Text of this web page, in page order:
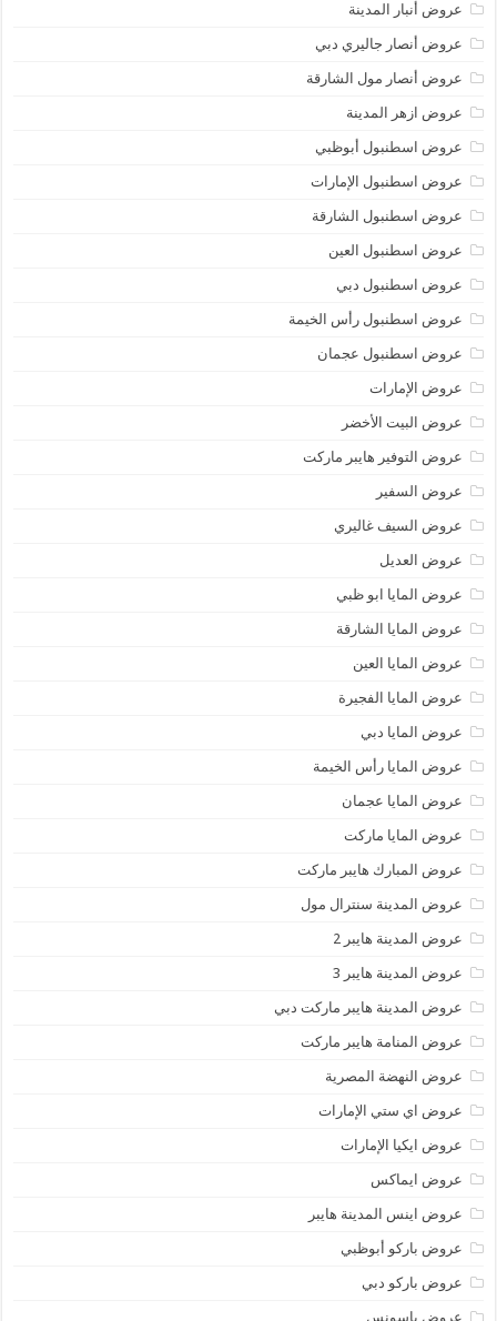
عروض أنبار المدينة
عروض أنصار جاليري دبي
عروض أنصار مول الشارقة
عروض ازهر المدينة
عروض اسطنبول أبوظبي
عروض اسطنبول الإمارات
عروض اسطنبول الشارقة
عروض اسطنبول العين
عروض اسطنبول دبي
عروض اسطنبول رأس الخيمة
عروض اسطنبول عجمان
عروض الإمارات
عروض البيت الأخضر
عروض التوفير هايبر ماركت
عروض السفير
عروض السيف غاليري
عروض العديل
عروض المايا ابو ظبي
عروض المايا الشارقة
عروض المايا العين
عروض المايا الفجيرة
عروض المايا دبي
عروض المايا رأس الخيمة
عروض المايا عجمان
عروض المايا ماركت
عروض المبارك هايبر ماركت
عروض المدينة سنترال مول
عروض المدينة هايبر 2
عروض المدينة هايبر 3
عروض المدينة هايبر ماركت دبي
عروض المنامة هايبر ماركت
عروض النهضة المصرية
عروض اي ستي الإمارات
عروض ايكيا الإمارات
عروض ايماكس
عروض اينس المدينة هايبر
عروض باركو أبوظبي
عروض باركو دبي
عروض باسونس